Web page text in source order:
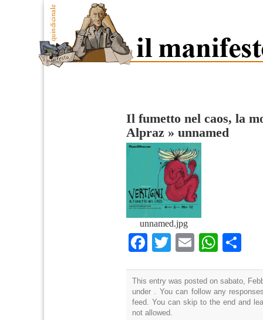
Il fumetto nel caos, la
Alpraz » unnamed
unnamed.jpg
Facebook
TwitterEmail
This entry was posted on sabato,
under . You can follow any
feed. You can skip to the end and
not allowed.